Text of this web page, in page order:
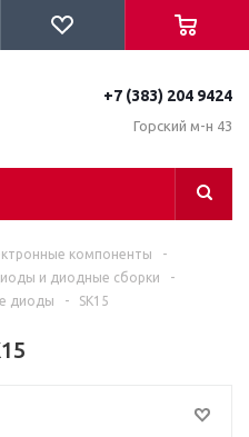
+7 (383) 204 9424
Горский м-н 43
компоненты
-
и диодные сборки
-
диоды
- SK15